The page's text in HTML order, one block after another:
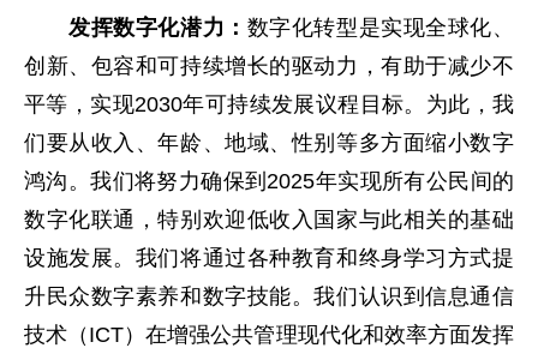
发挥数字化潜力： 数字化转型是实现全球化、
创新、包容和可持续增长的驱动力，有助于减少不
平等，实现2030年可持续发展议程目标。为此，我
们要从收入、年龄、地域、性别等多方面缩小数字
鸿沟。我们将努力确保到2025年实现所有公民间的
数字化联通，特别欢迎低收入国家与此相关的基础
设施发展。我们将通过各种教育和终身学习方式提
升民众数字素养和数字技能。我们认识到信息通信
技术（ICT）在增强公共管理现代化和效率方面发挥